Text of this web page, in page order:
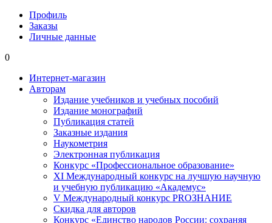
Профиль
Заказы
Личные данные
0
Интернет-магазин
Авторам
Издание учебников и учебных пособий
Издание монографий
Публикация статей
Заказные издания
Наукометрия
Электронная публикация
Конкурс «Профессиональное образование»
XI Международный конкурс на лучшую научную
и учебную публикацию «Академус»
V Международный конкурс PROЗНАНИЕ
Скидка для авторов
Конкурс «Единство народов России: сохраняя